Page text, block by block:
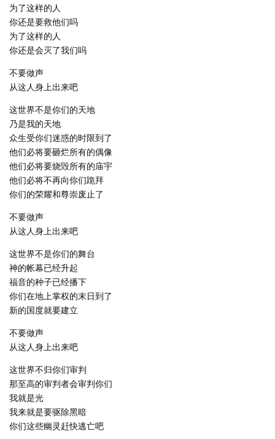
为了这样的人
你还是要救他们吗
为了这样的人
你还是会灭了我们吗
不要做声
从这人身上出来吧
这世界不是你们的天地
乃是我的天地
众生受你们迷惑的时限到了
他们必将要砸烂所有的偶像
他们必将要烧毁所有的庙宇
他们必将不再向你们跪拜
你们的荣耀和尊崇废止了
不要做声
从这人身上出来吧
这世界不是你们的舞台
神的帐幕已经升起
福音的种子已经播下
你们在地上掌权的末日到了
新的国度就要建立
不要做声
从这人身上出来吧
这世界不归你们审判
那至高的审判者会审判你们
我就是光
我来就是要驱除黑暗
你们这些幽灵赶快逃亡吧